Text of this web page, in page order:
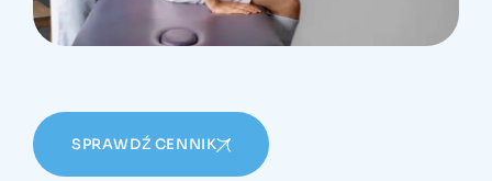
SPRAWDŹ CENNIK